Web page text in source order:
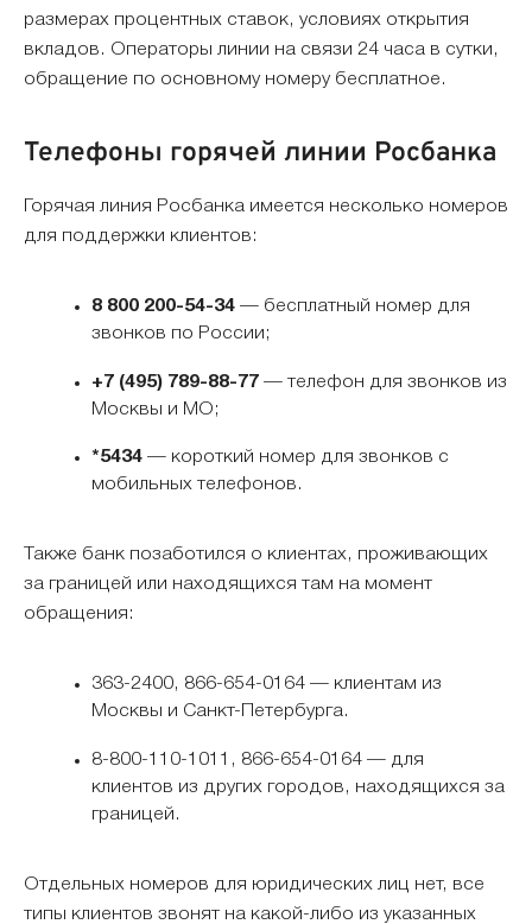
размерах процентных ставок, условиях открытия
вкладов. Операторы линии на связи 24 часа в сутки,
обращение по основному номеру бесплатное.
Телефоны горячей линии Росбанка
Горячая линия Росбанка имеется несколько номеров
для поддержки клиентов:
8 800 200-54-34— бесплатный номер для
звонков по России;
+7 (495) 789-88-77— телефон для звонков из
Москвы и МО;
*5434— короткий номер для звонков с
мобильных телефонов.
Также банк позаботился о клиентах, проживающих
за границей или находящихся там на момент
обращения:
363-2400, 866-654-0164 — клиентам из
Москвы и Санкт-Петербурга.
8-800-110-1011, 866-654-0164 — для
клиентов из других городов, находящихся за
границей.
Отдельных номеров для юридических лиц нет, все
типы клиентов звонят на какой-либо из указанных